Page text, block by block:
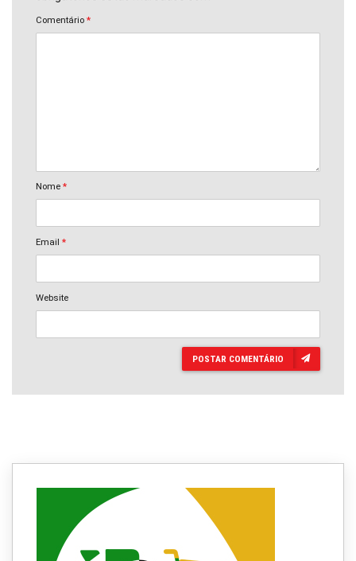
Comentário *
Nome *
Email *
Website
POSTAR COMENTÁRIO